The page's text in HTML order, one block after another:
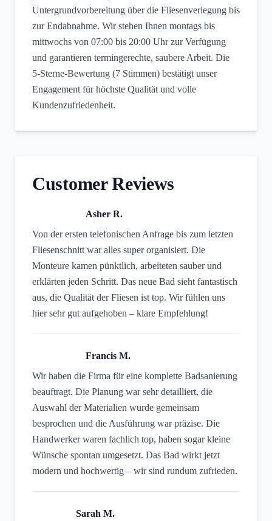
Untergrundvorbereitung über die Fliesenverlegung bis
zur Endabnahme. Wir stehen Ihnen montags bis
mittwochs von 07:00 bis 20:00 Uhr zur Verfügung
und garantieren termingerechte, saubere Arbeit. Die
5‑Sterne‑Bewertung (7 Stimmen) bestätigt unser
Engagement für höchste Qualität und volle
Kundenzufriedenheit.
Customer Reviews
Asher R.
Von der ersten telefonischen Anfrage bis zum letzten
Fliesenschnitt war alles super organisiert. Die
Monteure kamen pünktlich, arbeiteten sauber und
erklärten jeden Schritt. Das neue Bad sieht fantastisch
aus, die Qualität der Fliesen ist top. Wir fühlen uns
hier sehr gut aufgehoben – klare Empfehlung!
Francis M.
Wir haben die Firma für eine komplette Badsanierung
beauftragt. Die Planung war sehr detailliert, die
Auswahl der Materialien wurde gemeinsam
besprochen und die Ausführung war präzise. Die
Handwerker waren fachlich top, haben sogar kleine
Wünsche spontan umgesetzt. Das Bad wirkt jetzt
modern und hochwertig – wir sind rundum zufrieden.
Sarah M.